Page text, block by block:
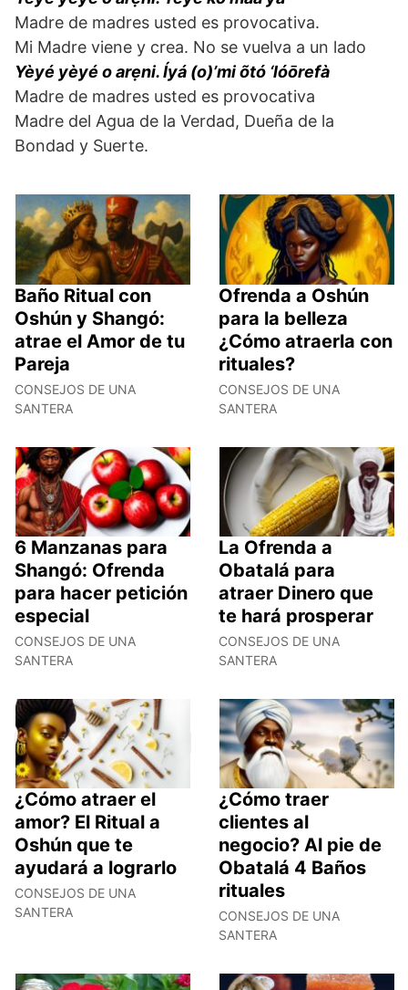
Madre de madres usted es provocativa.
Mi Madre viene y crea. No se vuelva a un lado
Yèyé yèyé o arẹni. Íyá (o)’mi õtó ‘lóōrefà
Madre de madres usted es provocativa
Madre del Agua de la Verdad, Dueña de la
Bondad y Suerte.
Baño Ritual con
Oshún y Shangó:
atrae el Amor de tu
Pareja
CONSEJOS DE UNA
SANTERA
Ofrenda a Oshún
para la belleza
¿Cómo atraerla con
rituales?
CONSEJOS DE UNA
SANTERA
6 Manzanas para
Shangó: Ofrenda
para hacer petición
especial
CONSEJOS DE UNA
SANTERA
La Ofrenda a
Obatalá para
atraer Dinero que
te hará prosperar
CONSEJOS DE UNA
SANTERA
¿Cómo atraer el
amor? El Ritual a
Oshún que te
ayudará a lograrlo
CONSEJOS DE UNA
SANTERA
¿Cómo traer
clientes al
negocio? Al pie de
Obatalá 4 Baños
rituales
CONSEJOS DE UNA
SANTERA